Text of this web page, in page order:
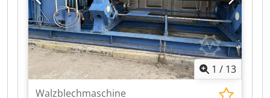
DETAILS Antriebsleistung Hauptantrieb: 16,2 kW
Antriebsleistung Antrieb Oberwalze: 4,8 kW
Antriebsleistung Antrieb Unterwalze: 3,7 kW
Gewicht: 14.200 kg
1 / 13
Walzblechmaschine